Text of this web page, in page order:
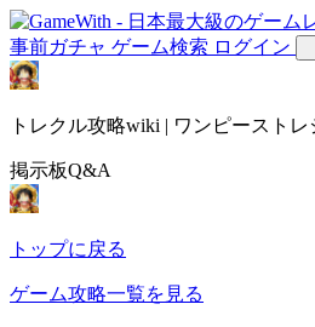
事前ガチャ ゲーム検索 ログイン
トレクル攻略wiki | ワンピースト
掲示板Q&A
トップに戻る
ゲーム攻略一覧を見る